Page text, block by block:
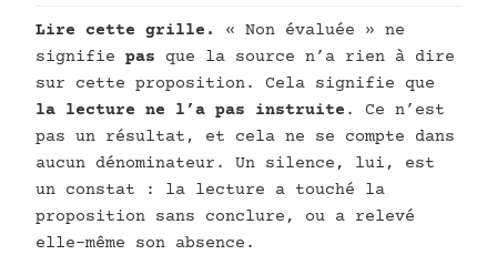
Lire cette grille.
« Non évaluée » ne
signifie pas que la source n’a rien à dire
sur cette proposition. Cela signifie que
la lecture ne l’a pas instruite . Ce n’est
pas un résultat, et cela ne se compte dans
aucun dénominateur. Un silence, lui, est
un constat : la lecture a touché la
proposition sans conclure, ou a relevé
elle-même son absence.